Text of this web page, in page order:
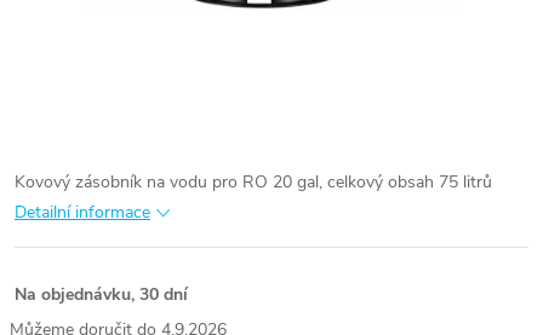
Kovový zásobník na vodu pro RO 20 gal, celkový obsah 75 litrů
Detailní informace
Na objednávku, 30 dní
4.9.2026